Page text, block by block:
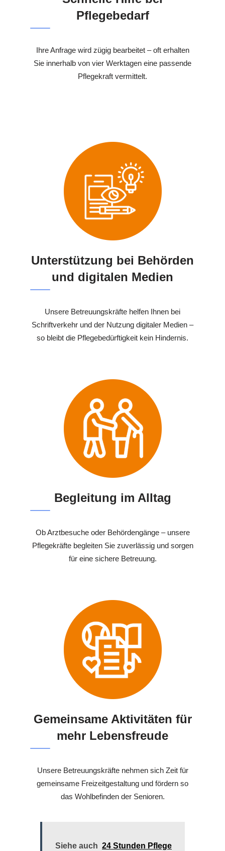
Pflegebedarf
Ihre Anfrage wird zügig bearbeitet – oft erhalten
Sie innerhalb von vier Werktagen eine passende
Pflegekraft vermittelt.
Unterstützung bei Behörden
und digitalen Medien
Unsere Betreuungskräfte helfen Ihnen bei
Schriftverkehr und der Nutzung digitaler Medien –
so bleibt die Pflegebedürftigkeit kein Hindernis.
Begleitung im Alltag
Ob Arztbesuche oder Behördengänge – unsere
Pflegekräfte begleiten Sie zuverlässig und sorgen
für eine sichere Betreuung.
Gemeinsame Aktivitäten für
mehr Lebensfreude
Unsere Betreuungskräfte nehmen sich Zeit für
gemeinsame Freizeitgestaltung und fördern so
das Wohlbefinden der Senioren.
Siehe auch 24 Stunden Pflege